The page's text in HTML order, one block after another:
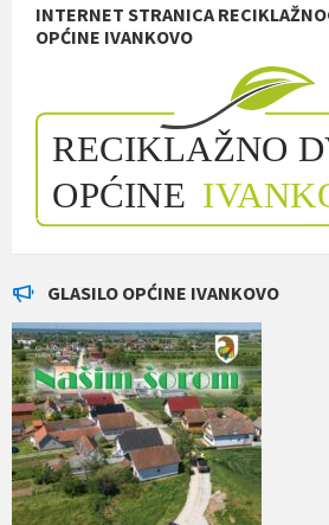
INTERNET STRANICA
OPĆINE IVANKOVO
GLASILO OPĆINE IVANKOVO